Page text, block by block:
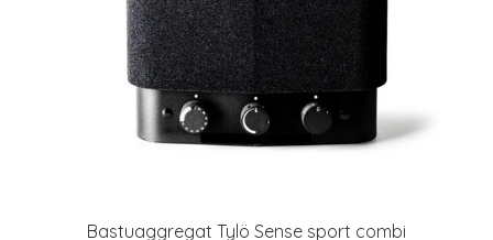
Bastuaggregat Tylö Sense sport combi